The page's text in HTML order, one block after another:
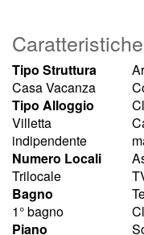
Tipo Struttura
Casa Vacanza
Tipo Alloggio
Villetta
indipendente
Numero Locali
Trilocale
Bagno
1° bagno
Piano